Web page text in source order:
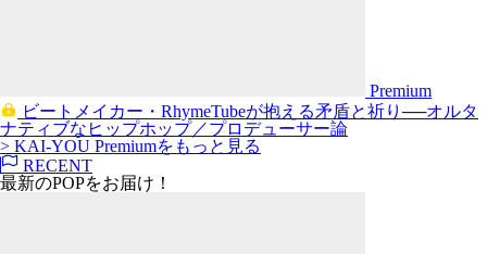
Premium
ビートメイカー・RhymeTubeが抱える矛盾と祈り──オルタ
ナティブなヒップホップ／プロデューサー論
> KAI-YOU Premiumをもっと見る
RECENT
最新のPOPをお届け！